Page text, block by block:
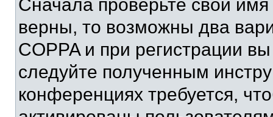
Сначала проверьте свои
верны, то возможны два
COPPA и при регистрации
следуйте полученным
конференциях требуется,